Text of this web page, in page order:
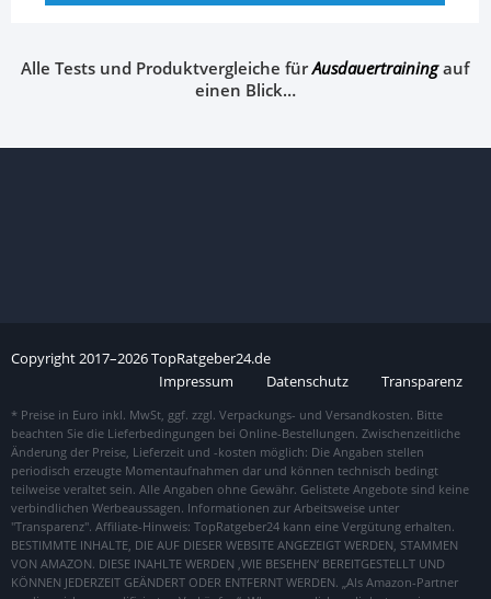
Alle Tests und Produktvergleiche fürAusdauertrainingauf
einen Blick…
Copyright2017–2026TopRatgeber24.de
Impressum
Datenschutz Transparenz